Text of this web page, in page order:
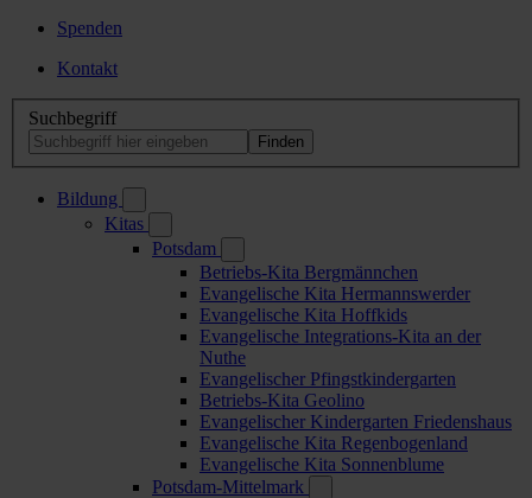
Spenden
Kontakt
Suchbegriff
Bildung
Kitas
Potsdam
Betriebs-Kita Bergmännchen
Evangelische Kita Hermannswerder
Evangelische Kita Hoffkids
Evangelische Integrations-Kita an der
Nuthe
Evangelischer Pfingstkindergarten
Betriebs-Kita Geolino
Evangelischer Kindergarten Friedenshaus
Evangelische Kita Regenbogenland
Evangelische Kita Sonnenblume
Potsdam-Mittelmark